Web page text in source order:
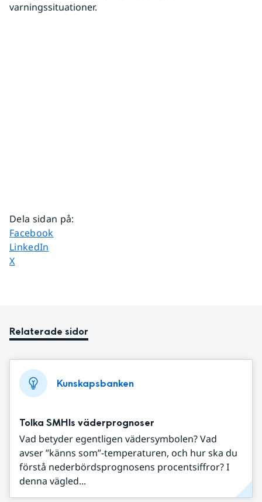
varningssituationer.
Dela sidan på:
Dela sidan på
Facebook
Dela sidan på
LinkedIn
Dela sidan på
X
Relaterade sidor
Kunskapsbanken
Tolka SMHIs väderprognoser
Vad betyder egentligen vädersymbolen? Vad
avser ”känns som”-temperaturen, och hur ska du
förstå nederbördsprognosens procentsiffror? I
denna vägled...